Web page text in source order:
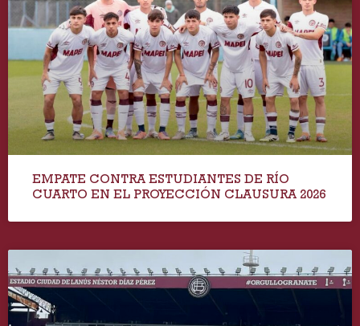
EMPATE CONTRA ESTUDIANTES DE RÍO
CUARTO EN EL PROYECCIÓN CLAUSURA 2026